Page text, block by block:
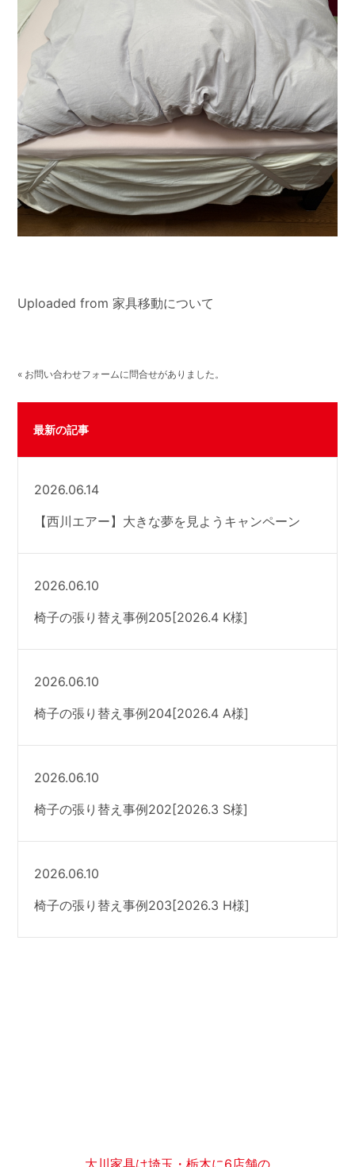
Uploaded from 家具移動について
« お問い合わせフォームに問合せがありました。
最新の記事
2026.06.14
【西川エアー】大きな夢を見ようキャンペーン
2026.06.10
椅子の張り替え事例205[2026.4 K様]
2026.06.10
椅子の張り替え事例204[2026.4 A様]
2026.06.10
椅子の張り替え事例202[2026.3 S様]
2026.06.10
椅子の張り替え事例203[2026.3 H様]